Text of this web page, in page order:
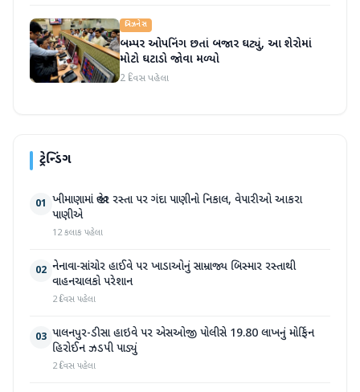
બિઝનેસ
બમ્પર ઓપનિંગ છતાં બજાર ઘટ્યું, આ શેરોમાં
મોટો ઘટાડો જોવા મળ્યો
2 દિવસ પહેલા
ટ્રેન્ડિંગ
01 ખીમાણામાં જાહેર રસ્તા પર ગંદા પાણીનો નિકાલ, વેપારીઓ આકરા
પાણીએ
12 કલાક પહેલા
02 નેનાવા-સાંચોર હાઈવે પર ખાડાઓનું સામ્રાજ્ય બિસ્માર રસ્તાથી
વાહનચાલકો પરેશાન
2 દિવસ પહેલા
03 પાલનપુર-ડીસા હાઇવે પર એસઓજી પોલીસે 19.80 લાખનું મોર્ફિન
હિરોઈન ઝડપી પાડ્યું
2 દિવસ પહેલા